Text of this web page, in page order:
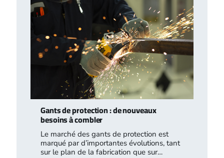
Gants de protection : de nouveaux
besoins à combler
Le marché des gants de protection est
marqué par d’importantes évolutions, tant
sur le plan de la fabrication que sur…